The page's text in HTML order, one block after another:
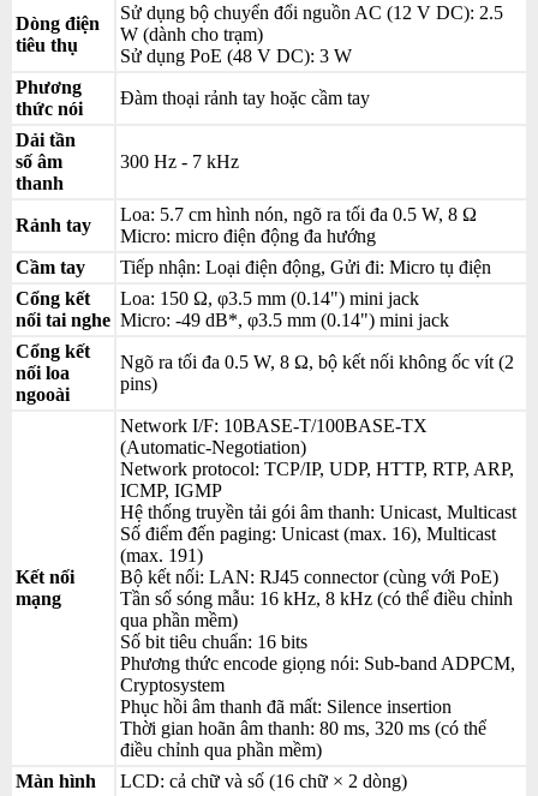
Dòng điện
tiêu thụ
Sử dụng bộ chuyển đổi nguồn AC (12 V DC): 2.5
W (dành cho trạm)
Sử dụng PoE (48 V DC): 3 W
Phương
thức nói
Đàm thoại rảnh tay hoặc cầm tay
Dải tần
số âm
thanh
300 Hz - 7 kHz
Rảnh tay
Loa: 5.7 cm hình nón, ngõ ra tối đa 0.5 W, 8 Ω
Micro: micro điện động đa hướng
Cầm tay
Tiếp nhận: Loại điện động, Gửi đi: Micro tụ điện
Cổng kết
nối tai nghe
Loa: 150 Ω, φ3.5 mm (0.14") mini jack
Micro: -49 dB*, φ3.5 mm (0.14") mini jack
Cổng kết
nối loa
ngooài
Ngõ ra tối đa 0.5 W, 8 Ω, bộ kết nối không ốc vít (2
pins)
Kết nối
mạng
Network I/F: 10BASE-T/100BASE-TX
(Automatic-Negotiation)
Network protocol: TCP/IP, UDP, HTTP, RTP, ARP,
ICMP, IGMP
Hệ thống truyền tải gói âm thanh: Unicast, Multicast
Số điểm đến paging: Unicast (max. 16), Multicast
(max. 191)
Bộ kết nối: LAN: RJ45 connector (cùng với PoE)
Tần số sóng mẫu: 16 kHz, 8 kHz (có thể điều chỉnh
qua phần mềm)
Số bit tiêu chuẩn: 16 bits
Phương thức encode giọng nói: Sub-band ADPCM,
Cryptosystem
Phục hồi âm thanh đã mất: Silence insertion
Thời gian hoãn âm thanh: 80 ms, 320 ms (có thể
điều chỉnh qua phần mềm)
Màn hình
LCD: cả chữ và số (16 chữ × 2 dòng)